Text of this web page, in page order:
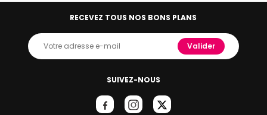
SUIVEZ-NOUS
RECEVEZ TOUS NOS BONS PLANS
Valider